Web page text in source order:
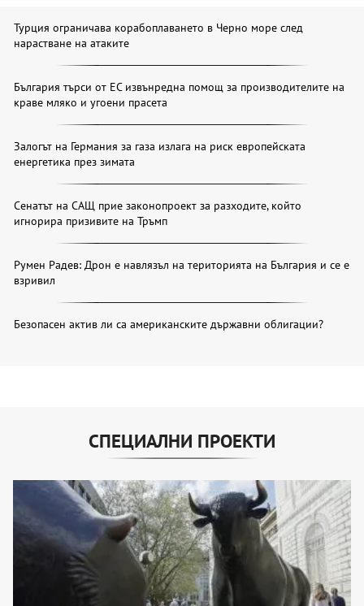
Турция ограничава корабоплаването в Черно море след
нарастване на атаките
България търси от ЕС извънредна помощ за производителите на
краве мляко и угоени прасета
Залогът на Германия за газа излага на риск европейската
енергетика през зимата
Сенатът на САЩ прие законопроект за разходите, който
игнорира призивите на Тръмп
Румен Радев: Дрон е навлязъл на територията на България и се е
взривил
Безопасен актив ли са американските държавни облигации?
СПЕЦИАЛНИ ПРОЕКТИ